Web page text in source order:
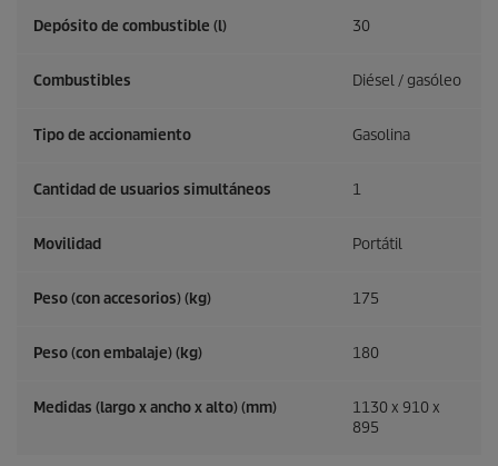
Depósito de combustible (l) 30
Combustibles Diésel / gasóleo
Tipo de accionamiento Gasolina
Cantidad de usuarios simultáneos 1
Movilidad Portátil
Peso (con accesorios) (kg) 175
Peso (con embalaje) (kg) 180
Medidas (largo x ancho x alto) (mm)
1130 x 910 x
895